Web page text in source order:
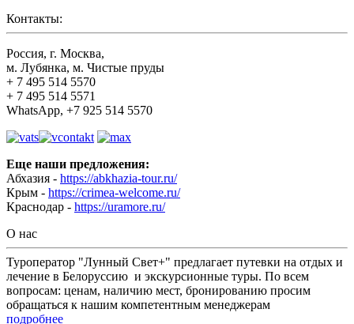
Контакты:
Россия, г. Москва,
м. Лубянка, м. Чистые пруды
+ 7 495 514 5570
+ 7 495 514 5571
WhatsApp, +7 925 514 5570
Еще наши предложения:
Абхазия - https://abkhazia-tour.ru/
Крым - https://crimea-welcome.ru/
Краснодар - https://uramore.ru/
О нас
Туроператор "Лунный Свет+" предлагает путевки на отдых и
лечение в Белоруссию и экскурсионные туры. По всем
вопросам: ценам, наличию мест, бронированию просим
обращаться к нашим компетентным менеджерам
подробнее